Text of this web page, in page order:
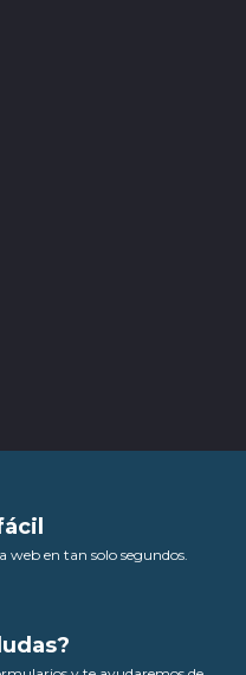
web en tan solo segundos.